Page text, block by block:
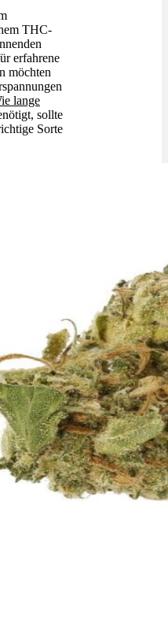
THC-
erfahrene
möchten
lange
sollte
Sorte